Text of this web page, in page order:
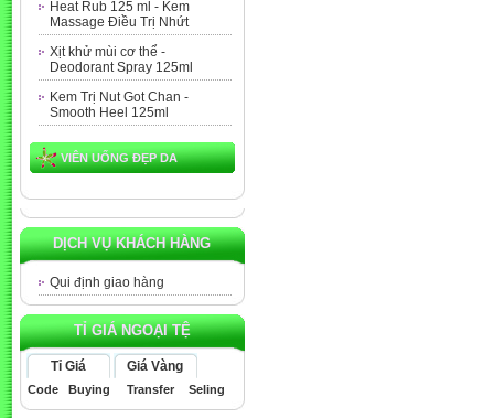
Heat Rub 125 ml - Kem
Massage Điều Trị Nhứt
Xịt khử mùi cơ thể -
Deodorant Spray 125ml
Kem Trị Nut Got Chan -
Smooth Heel 125ml
VIÊN UỐNG ĐẸP DA
DỊCH VỤ KHÁCH HÀNG
Qui định giao hàng
TỈ GIÁ NGOẠI TỆ
Tỉ Giá Giá Vàng
Code Buying Transfer Seling